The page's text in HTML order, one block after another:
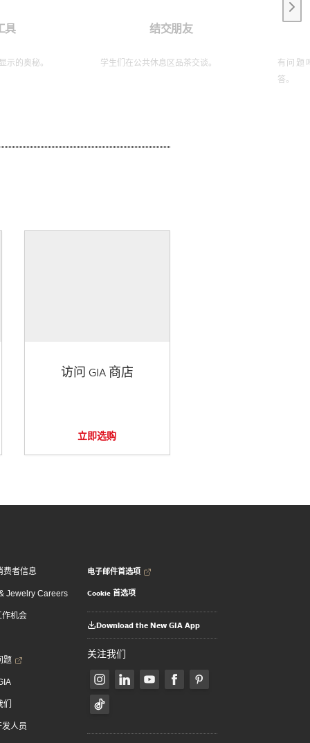
具
示的奥秘。
结交朋友
学生们在公共休息区品茶交谈。
有问题
答。
访问 GIA 商店
立即选购
费者信息
Jewelry Careers
作机会
题
发人员
电子邮件首选项
Cookie 首选项
Download the New GIA App
关注我们